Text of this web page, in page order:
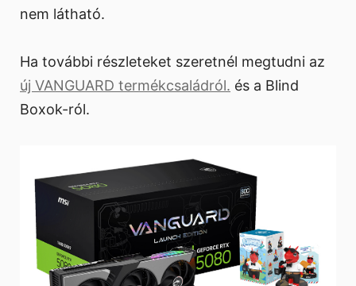
nem látható.
Ha további részleteket szeretnél megtudni az
új VANGUARD termékcsaládról. és a Blind
Boxok-ról.